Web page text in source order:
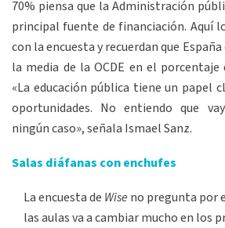
70% piensa que la Administración
principal fuente de financiación. Aquí
con la encuesta y recuerdan que
la media de la OCDE en el porcentaje
«La educación pública tiene un papel
oportunidades. No entiendo que
ningún caso», señala Ismael Sanz.
Salas diáfanas con enchufes
La encuesta de Wise no pregunta por
las aulas va a cambiar mucho en los